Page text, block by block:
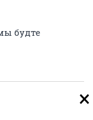
будте